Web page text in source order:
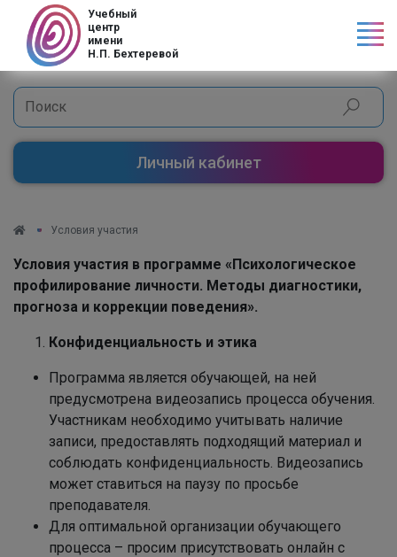
Учебный
центр
имени
Н.П. Бехтеревой
Личный кабинет
Условия участия
Условия участия в программе «Психологическое
профилирование личности. Методы диагностики,
прогноза и коррекции поведения».
Конфиденциальность и этика
Программа является обучающей, на ней
предусмотрена видеозапись процесса обучения.
Участникам необходимо учитывать наличие
записи, предоставлять подходящий материал и
соблюдать конфиденциальность. Видеозапись
может ставиться на паузу по просьбе
преподавателя.
Для оптимальной организации обучающего
процесса – просим присутствовать онлайн с